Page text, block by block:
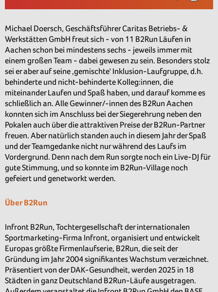
Michael Doersch, Geschäftsführer Caritas Betriebs- &
Werkstätten GmbH freut sich - von 11 B2Run Läufen in
Aachen schon bei mindestens sechs - jeweils immer mit
einem großen Team - dabei gewesen zu sein. Besonders stolz
sei er aber auf seine ‚gemischte' Inklusion-Laufgruppe, d.h.
behinderte und nicht-behinderte Kolleg:innen, die
miteinander Laufen und Spaß haben, und darauf komme es
schließlich an. Alle Gewinner/-innen des B2Run Aachen
konnten sich im Anschluss bei der Siegerehrung neben den
Pokalen auch über die attraktiven Preise der B2Run-Partner
freuen. Aber natürlich standen auch in diesem Jahr der Spaß
und der Teamgedanke nicht nur während des Laufs im
Vordergrund. Denn nach dem Run sorgte noch ein Live-DJ für
gute Stimmung, und so konnte im B2Run-Village noch
gefeiert und genetworkt werden.
Über B2Run
Infront B2Run, Tochtergesellschaft der internationalen
Sportmarketing-Firma Infront, organisiert und entwickelt
Europas größte Firmenlaufserie, B2Run, die seit der
Gründung im Jahr 2004 signifikantes Wachstum verzeichnet.
Präsentiert von der DAK-Gesundheit, werden 2025 in 18
Städten in ganz Deutschland B2Run-Läufe ausgetragen.